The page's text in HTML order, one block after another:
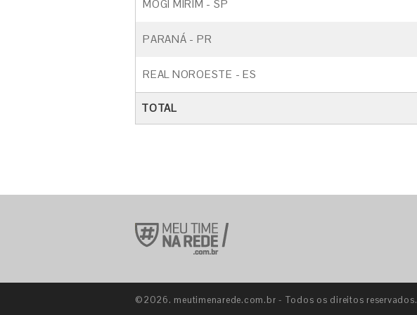
MOGI MIRIM - SP
PARANÁ - PR
REAL NOROESTE - ES
TOTAL
©2026. meutimenarede.com.br - Todos os direitos reservados.